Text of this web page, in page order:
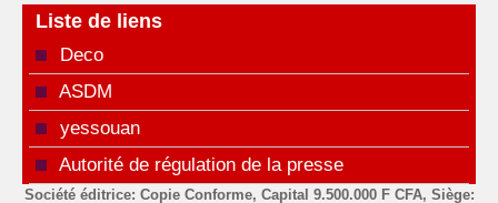
Liste de liens
Deco
ASDM
yessouan
Autorité de régulation de la presse
Société éditrice: Copie Conforme, Capital 9.500.000 F CFA, Siège: